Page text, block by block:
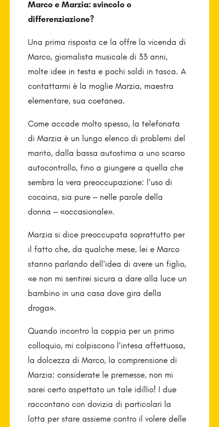
Marco e Marzia: svincolo o
differenziazione?
Una prima risposta ce la offre la vicenda di
Marco, giornalista musicale di 33 anni,
molte idee in testa e pochi soldi in tasca. A
contattarmi è la moglie Marzia, maestra
elementare, sua coetanea.
Come accade molto spesso, la telefonata
di Marzia è un lungo elenco di problemi del
marito, dalla bassa autostima a uno scarso
autocontrollo, fino a giungere a quella che
sembra la vera preoccupazione: l’uso di
cocaina, sia pure – nelle parole della
donna – «occasionale».
Marzia si dice preoccupata soprattutto per
il fatto che, da qualche mese, lei e Marco
stanno parlando dell’idea di avere un figlio,
«e non mi sentirei sicura a dare alla luce un
bambino in una casa dove gira della
droga».
Quando incontro la coppia per un primo
colloquio, mi colpiscono l’intesa affettuosa,
la dolcezza di Marco, la comprensione di
Marzia: considerate le premesse, non mi
sarei certo aspettato un tale idillio! I due
raccontano con dovizia di particolari la
lotta per stare assieme contro il volere delle